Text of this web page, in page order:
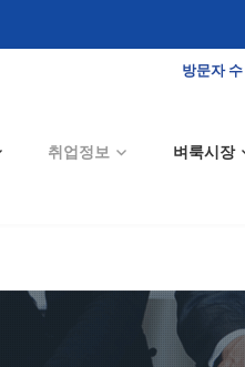
방문자 수
취업정보 벼룩시장